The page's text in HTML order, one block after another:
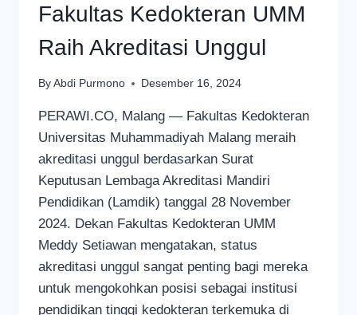
Fakultas Kedokteran UMM
Raih Akreditasi Unggul
By Abdi Purmono Desember 16, 2024
PERAWI.CO, Malang — Fakultas Kedokteran
Universitas Muhammadiyah Malang meraih
akreditasi unggul berdasarkan Surat
Keputusan Lembaga Akreditasi Mandiri
Pendidikan (Lamdik) tanggal 28 November
2024. Dekan Fakultas Kedokteran UMM
Meddy Setiawan mengatakan, status
akreditasi unggul sangat penting bagi mereka
untuk mengokohkan posisi sebagai institusi
pendidikan tinggi kedokteran terkemuka di